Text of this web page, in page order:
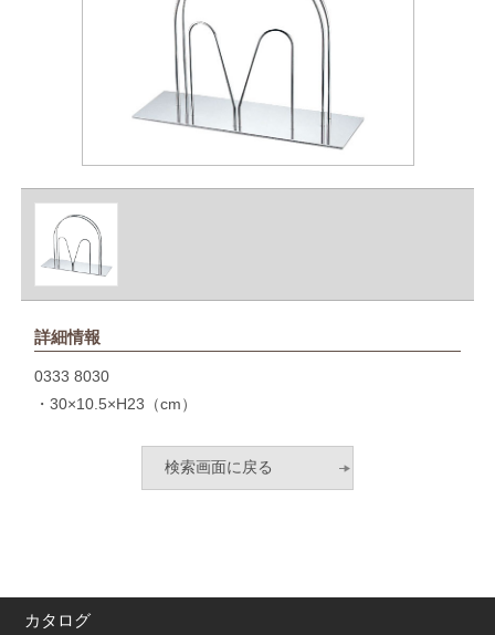
詳細情報
0333 8030
・30×10.5×H23（cm）
カタログ